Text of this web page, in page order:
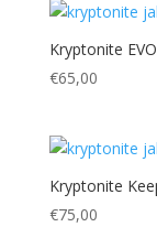
Kryptonite
€65,00
Kryptonite
€75,00